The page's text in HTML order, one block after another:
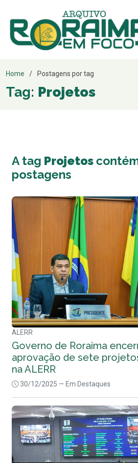
Home Postagens por tag
Tag: Projetos
A tag Projetos
postagens
ALERR
Governo de Roraima
aprovação de sete
na ALERR
30/12/2025 — Em Destaques